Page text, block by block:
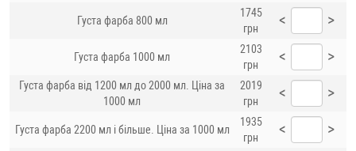
Густа фарба 800 мл
1745
грн
< >
Густа фарба 1000 мл
2103
грн
< >
Густа фарба від 1200 мл до 2000 мл. Ціна за
1000 мл
2019
грн
< >
Густа фарба 2200 мл і більше. Ціна за 1000 мл
1935
грн
< >